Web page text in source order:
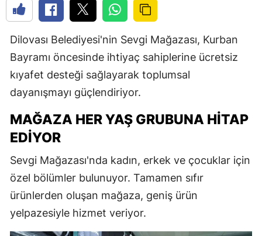
Dilovası Belediyesi'nin Sevgi Mağazası, Kurban
Bayramı öncesinde ihtiyaç sahiplerine ücretsiz
kıyafet desteği sağlayarak toplumsal
dayanışmayı güçlendiriyor.
MAĞAZA HER YAŞ GRUBUNA HITAP
EDIYOR
Sevgi Mağazası'nda kadın, erkek ve çocuklar için
özel bölümler bulunuyor. Tamamen sıfır
ürünlerden oluşan mağaza, geniş ürün
yelpazesiyle hizmet veriyor.